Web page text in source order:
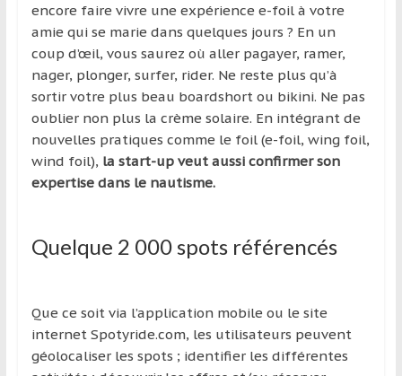
encore faire vivre une expérience e-foil à votre
amie qui se marie dans quelques jours ? En un
coup d’œil, vous saurez où aller pagayer, ramer,
nager, plonger, surfer, rider. Ne reste plus qu’à
sortir votre plus beau boardshort ou bikini. Ne pas
oublier non plus la crème solaire. En intégrant de
nouvelles pratiques comme le foil (e-foil, wing foil,
wind foil), la start-up veut aussi confirmer son
expertise dans le nautisme.
Quelque 2 000 spots référencés
Que ce soit via l’application mobile ou le site
internet Spotyride.com, les utilisateurs peuvent
géolocaliser les spots ; identifier les différentes